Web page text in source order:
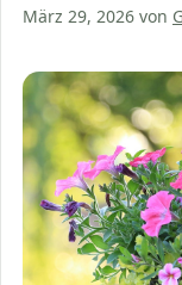
März 29, 2026 von